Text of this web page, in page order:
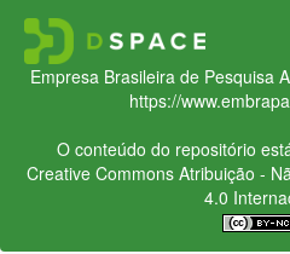
Empresa Brasileira de Pesquisa
https://
O conteúdo do repositório
Creative CommonsAtribuição -
4.0